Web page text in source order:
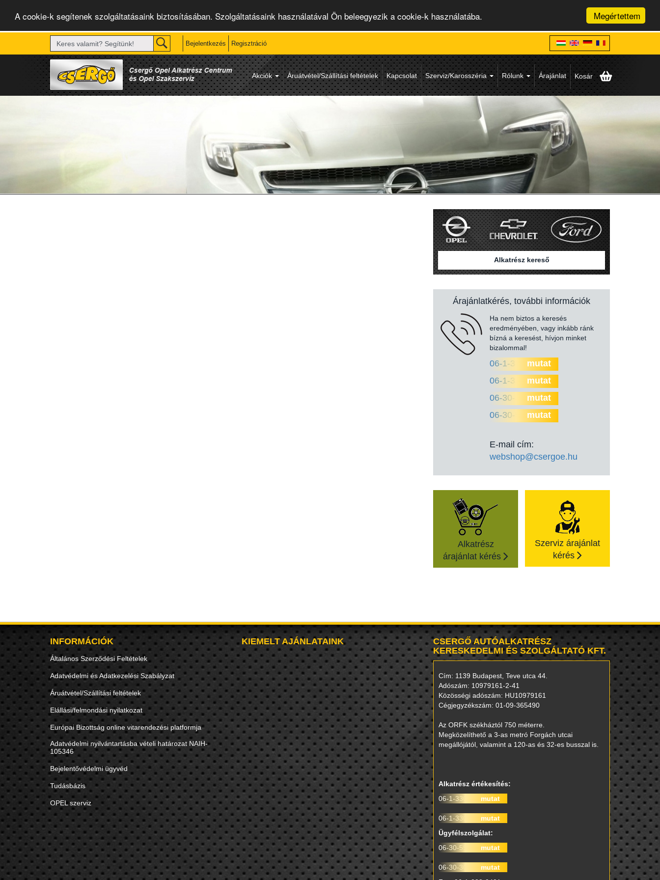
Megértettem
A cookie-k segítenek szolgáltatásaink biztosításában. Szolgáltatásaink használatával Ön beleegyezik a cookie-k használatába.
Bejelentkezés Regisztráció
Akciók Áruátvétel/Szállítási feltételek Kapcsolat Szerviz/Karosszéria Rólunk Árajánlat Kosár
Alkatrész kereső
Árajánlatkérés, további információk
Ha nem biztos a keresés
eredményében, vagy inkább ránk
bízná a keresést, hívjon minket
bizalommal!
06-1-330-0000
mutat
06-1-330-0010
mutat
06-30-302-5998
mutat
06-30-557-9712
mutat
E-mail cím:
webshop@csergoe.hu
Alkatrész
árajánlat kérés
Szerviz árajánlat
kérés
INFORMÁCIÓK
Általános Szerződési Feltételek
Adatvédelmi és Adatkezelési Szabályzat
Áruátvétel/Szállítási feltételek
Elállási/felmondási nyilatkozat
Európai Bizottság online vitarendezési platformja
Adatvédelmi nyilvántartásba vételi határozat NAIH-
105346
Bejelentővédelmi ügyvéd
Tudásbázis
OPEL szerviz
KIEMELT AJÁNLATAINK
CSERGŐ AUTÓALKATRÉSZ
KERESKEDELMI ÉS SZOLGÁLTATÓ KFT.
Cím: 1139 Budapest, Teve utca 44.
Adószám: 10979161-2-41
Közösségi adószám: HU10979161
Cégjegyzékszám: 01-09-365490
Az ORFK székháztól 750 méterre.
Megközelíthető a 3-as metró Forgách utcai
megállójától, valamint a 120-as és 32-es busszal is.
Alkatrész értékesítés:
06-1-330-0000mutat
06-1-330-0010mutat
Ügyfélszolgálat:
06-30-557-9712mutat
06-30-302-5998mutat